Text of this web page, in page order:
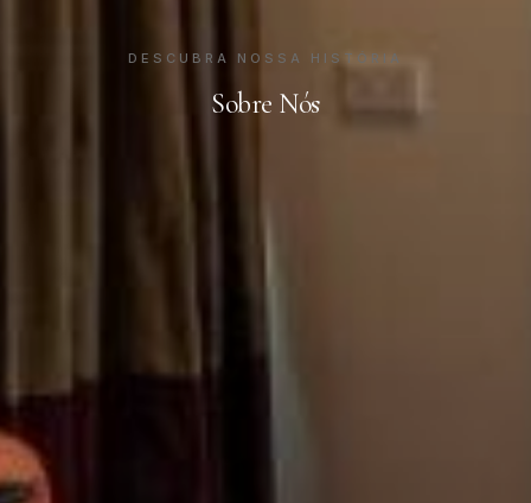
DESCUBRA NOSSA HISTÓRIA
Sobre Nós